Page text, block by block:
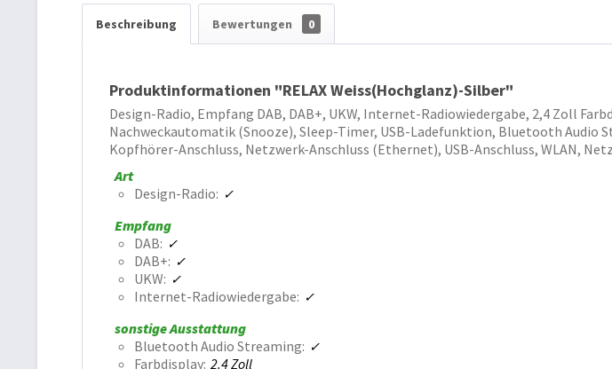
Beschreibung Bewertungen 0
Produktinformationen "RELAX Weiss(Hochglanz)-Silber"
Design-Radio, Empfang DAB, DAB+, UKW, Internet-Radiowiedergabe, 2,4 Zoll
Nachweckautomatik (Snooze), Sleep-Timer, USB-Ladefunktion, Bluetooth Audio
Kopfhörer-Anschluss, Netzwerk-Anschluss (Ethernet), USB-Anschluss, WLAN,
Art
Design-Radio
Empfang
DAB
DAB+
UKW
Internet-Radiowiedergabe
sonstige Ausstattung
Bluetooth Audio Streaming
Farbdisplay 2.4 Zoll